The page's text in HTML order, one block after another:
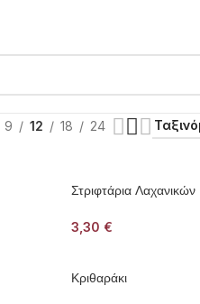
9 12 18 24
Στριφτάρια Λαχανικών
3,30 €
Κριθαράκι